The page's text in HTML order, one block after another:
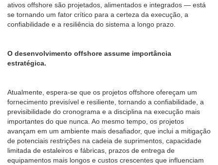
ativos offshore são projetados, alimentados e integrados — está
se tornando um fator crítico para a certeza da execução, a
confiabilidade e a resiliência do sistema a longo prazo.
O desenvolvimento offshore assume importância
estratégica.
Atualmente, espera-se que os projetos offshore ofereçam um
fornecimento previsível e resiliente, tornando a confiabilidade, a
previsibilidade do cronograma e a disciplina na execução mais
importantes do que nunca. Ao mesmo tempo, os projetos
avançam em um ambiente mais desafiador, que inclui a mitigação
de potenciais restrições na cadeia de suprimentos, capacidade
limitada de estaleiros e fábricas, prazos de entrega de
equipamentos mais longos e custos crescentes que influenciam